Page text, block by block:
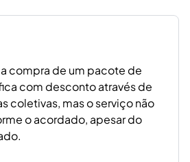
a compra de um pacote de
com desconto através de
coletivas, mas o serviço não
o acordado, apesar do